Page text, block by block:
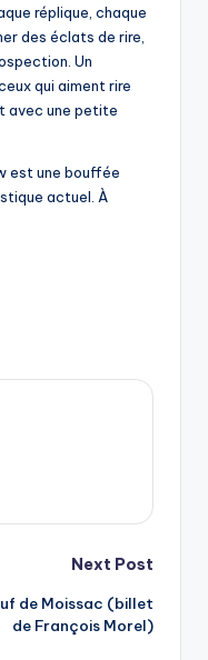
réplique, chaque
des éclats de rire,
Un
qui aiment rire
avec une petite
est une bouffée
actuel. À
Next Post
de Moissac (billet
de François Morel)